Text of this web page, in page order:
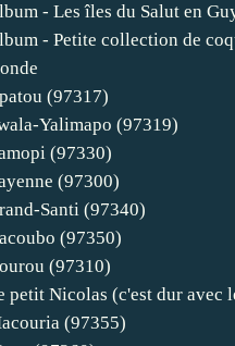
- Les îles du Salut en
- Petite collection de
(97317)
Yalimapo (97319)
(97330)
(97300)
Santi (97340)
(97350)
(97310)
petit Nicolas (c'est dur avec
(97355)